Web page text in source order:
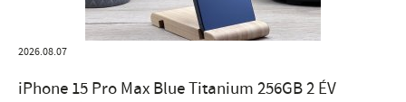
2026.08.07
iPhone 15 Pro Max Blue Titanium 256GB 2 ÉV